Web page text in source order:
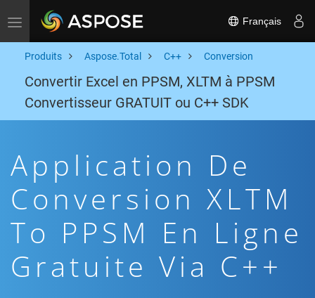
Toggle navigation Français
Produits Aspose.Total C++ Conversion
Convertir Excel en PPSM, XLTM à PPSM
Convertisseur GRATUIT ou C++ SDK
Application De
Conversion XLTM
To PPSM En Ligne
Gratuite Via C++